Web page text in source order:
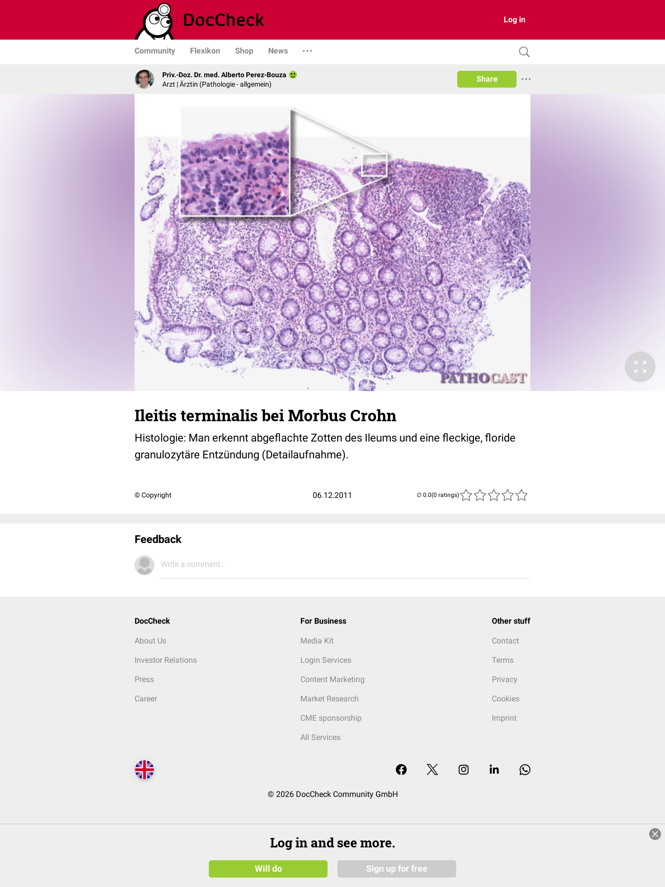
Log in
Community Flexikon Shop News
Priv.-Doz. Dr. med. Alberto Perez-Bouza
Arzt | Ärztin (Pathologie - allgemein)
Share
Ileitis terminalis bei Morbus Crohn
Histologie: Man erkennt abgeflachte Zotten des Ileums und eine fleckige, floride
granulozytäre Entzündung (Detailaufnahme).
© Copyright 06.12.2011 (0 ratings)
Feedback
Write a comment...
DocCheck
About Us
Investor Relations
Press
Career
For Business
Media Kit
Login Services
Content Marketing
Market Research
CME sponsorship
All Services
Other stuff
Contact
Terms
Privacy
Cookies
Imprint
© 2026 DocCheck Community GmbH
Log in and see more.
Will do Sign up for free